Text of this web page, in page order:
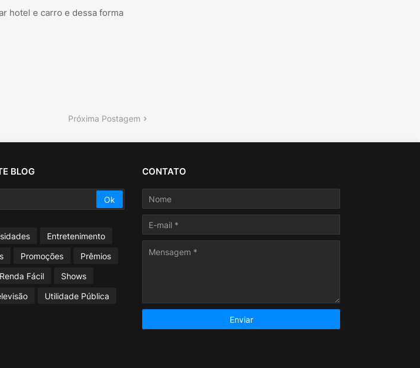
hotel e carro e dessa forma
Próxima Postagem
BLOG
Entretenimento
Promoções
Prêmios
Renda Fácil
Shows
Utilidade Pública
CONTATO